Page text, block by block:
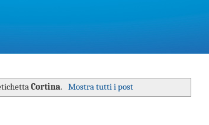
Cortina. Mostra tutti i post